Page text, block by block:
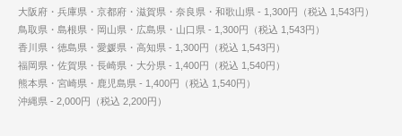
大阪府・兵庫県・京都府・滋賀県・奈良県・和歌山県 - 1,300円（税込 1,543円）
鳥取県・島根県・岡山県・広島県・山口県 - 1,300円（税込 1,543円）
香川県・徳島県・愛媛県・高知県 - 1,300円（税込 1,543円）
福岡県・佐賀県・長崎県・大分県 - 1,400円（税込 1,540円）
熊本県・宮崎県・鹿児島県 - 1,400円（税込 1,540円）
沖縄県 - 2,000円（税込 2,200円）